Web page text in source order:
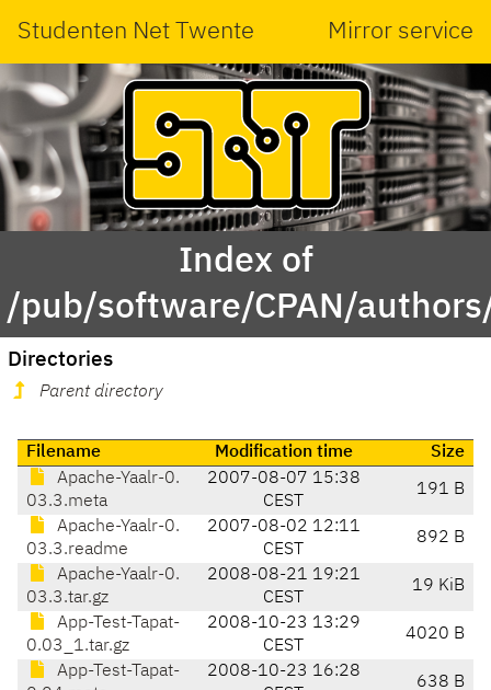
Studenten Net Twente Mirror service
Index of
/pub/software/CPAN/
Directories
Parent directory
Filename Modification time
Size
Apache-Yaalr-0.
03.3.meta
2007-08-07 15:38
CEST
191 B
Apache-Yaalr-0.
03.3.readme
2007-08-02 12:11
CEST
892 B
Apache-Yaalr-0.
03.3.tar.gz
2008-08-21 19:21
CEST
19 KiB
App-Test-Tapat-
0.03_1.tar.gz
2008-10-23 13:29
CEST
4020 B
App-Test-Tapat-
2008-10-23 16:28
638 B